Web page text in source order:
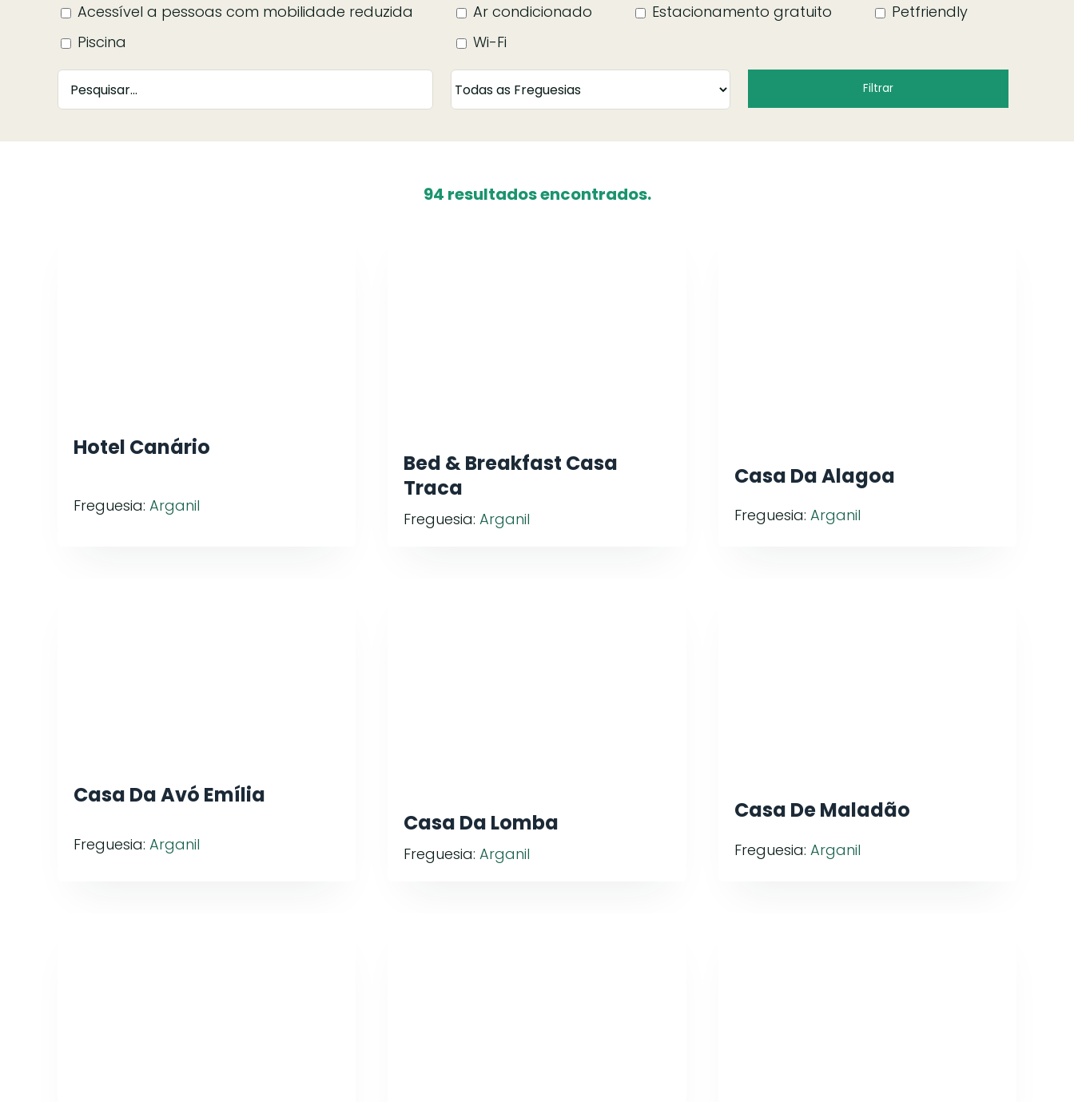
Acessível a pessoas com mobilidade reduzida Ar condicionado Estacionamento gratuito
Petfriendly
Piscina
Wi-Fi
94 resultados encontrados.
Hotel Canário
Freguesia: Arganil
Bed & Breakfast Casa
Traca
Freguesia:Arganil
Casa Da Alagoa
Freguesia: Arganil
Casa Da Avó Emília
Freguesia: Arganil
Casa Da Lomba
Freguesia:Arganil
Casa De Maladão
Freguesia: Arganil